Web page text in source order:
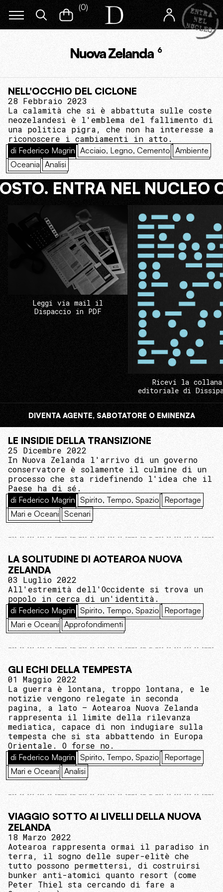
(0)
Nuova Zelanda 6
NELL'OCCHIO DEL CICLONE
28 Febbraio 2023
La calamità che si è abbattuta sulle coste
neozelandesi è l'emblema del fallimento di
una politica pigra, che non ha interesse a
riconoscere i cambiamenti in atto.
di Federico Magrin Acciaio, Legno, Cemento Ambiente
Oceania Analisi
ENTRA NEL NUCLEO
Leggi via mail il
Dispaccio in PDF
Ricevi la collana
editoriale di
DIVENTA AGENTE, SABOTATORE O EMINENZA
LE INSIDIE DELLA TRANSIZIONE
25 Dicembre 2022
In Nuova Zelanda l'arrivo di un governo
conservatore è solamente il culmine di un
processo che sta ridefinendo l'idea che il
Paese ha di sé.
di Federico Magrin Spirito, Tempo, Spazio Reportage
Mari e Oceani Scenari
LA SOLITUDINE DI AOTEAROA NUOVA
ZELANDA
03 Luglio 2022
All'estremità dell'Occidente si trova un
popolo in cerca di un'identità.
di Federico Magrin Spirito, Tempo, Spazio Reportage
Mari e Oceani Approfondimenti
GLI ECHI DELLA TEMPESTA
01 Maggio 2022
La guerra è lontana, troppo lontana, e le
notizie vengono relegate in seconda
pagina, a lato – Aotearoa Nuova Zelanda
rappresenta il limite della rilevanza
mediatica, capace di non indugiare sulla
tempesta che si sta abbattendo in Europa
Orientale. O forse no.
di Federico Magrin Spirito, Tempo, Spazio Reportage
Mari e Oceani Analisi
VIAGGIO SOTTO AI LIVELLI DELLA NUOVA
ZELANDA
18 Marzo 2022
Aotearoa rappresenta ormai il paradiso in
terra, il sogno delle super-elitè che
tutto possono permettersi, di costruirsi
bunker anti-atomici quanto resort (come
Peter Thiel sta cercando di fare a